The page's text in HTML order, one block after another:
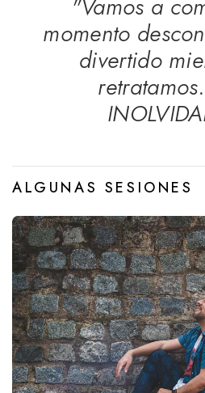
"Vamos a
momento
divertido
ALGUNAS SESIONES